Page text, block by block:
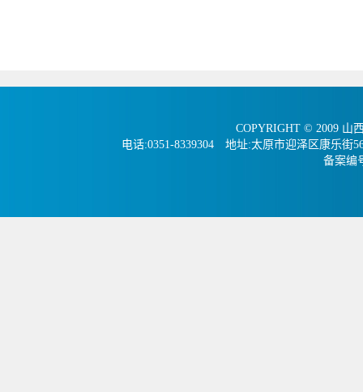
COPYRIGHT © 2009 山
电话:0351-8339304 地址:太原市迎泽区康乐街
备案编